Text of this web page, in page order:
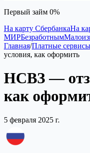
Первый займ 0%
На карту СбербанкаНа
МИРБезработным
Главная/Платные
условия, как оформить
НСВЗ —
как
5 февраля 2025 г.